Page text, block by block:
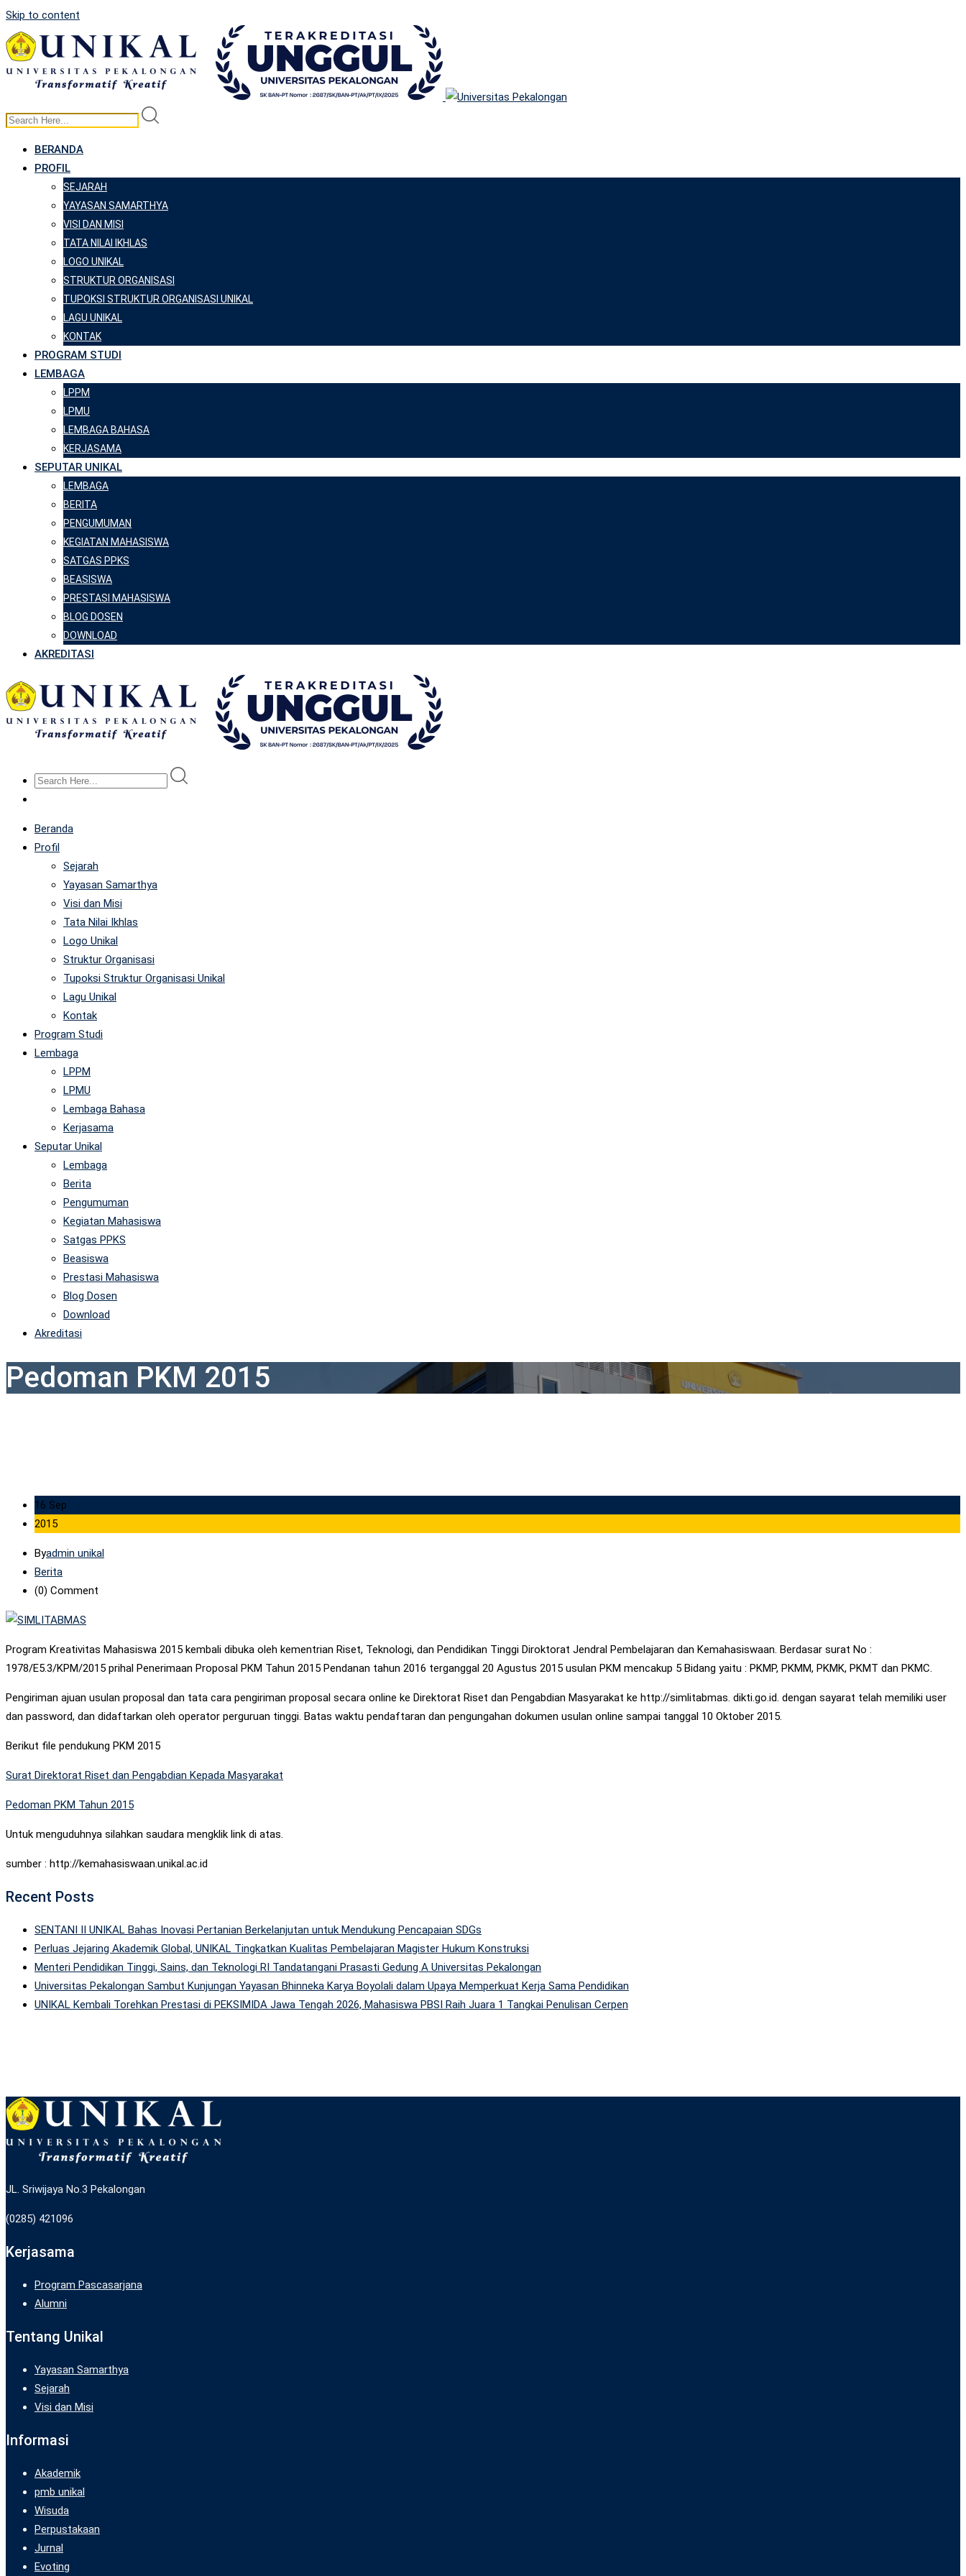
Skip to content
BERANDA
PROFIL
SEJARAH
YAYASAN SAMARTHYA
VISI DAN MISI
TATA NILAI IKHLAS
LOGO UNIKAL
STRUKTUR ORGANISASI
TUPOKSI STRUKTUR ORGANISASI UNIKAL
LAGU UNIKAL
KONTAK
PROGRAM STUDI
LEMBAGA
LPPM
LPMU
LEMBAGA BAHASA
KERJASAMA
SEPUTAR UNIKAL
LEMBAGA
BERITA
PENGUMUMAN
KEGIATAN MAHASISWA
SATGAS PPKS
BEASISWA
PRESTASI MAHASISWA
BLOG DOSEN
DOWNLOAD
AKREDITASI
Beranda
Profil
Sejarah
Yayasan Samarthya
Visi dan Misi
Tata Nilai Ikhlas
Logo Unikal
Struktur Organisasi
Tupoksi Struktur Organisasi Unikal
Lagu Unikal
Kontak
Program Studi
Lembaga
LPPM
LPMU
Lembaga Bahasa
Kerjasama
Seputar Unikal
Lembaga
Berita
Pengumuman
Kegiatan Mahasiswa
Satgas PPKS
Beasiswa
Prestasi Mahasiswa
Blog Dosen
Download
Akreditasi
Pedoman PKM 2015
16 Sep
2015
Byadmin unikal
Berita
(0) Comment
Program Kreativitas Mahasiswa 2015 kembali dibuka oleh kementrian Riset, Teknologi, dan Pendidikan Tinggi Diroktorat Jendral Pembelajaran dan Kemahasiswaan. Berdasar surat No :
1978/E5.3/KPM/2015 prihal Penerimaan Proposal PKM Tahun 2015 Pendanan tahun 2016 terganggal 20 Agustus 2015 usulan PKM mencakup 5 Bidang yaitu : PKMP, PKMM, PKMK, PKMT dan PKMC.
Pengiriman ajuan usulan proposal dan tata cara pengiriman proposal secara online ke Direktorat Riset dan Pengabdian Masyarakat ke http://simlitabmas. dikti.go.id. dengan sayarat telah memiliki user
dan password, dan didaftarkan oleh operator perguruan tinggi. Batas waktu pendaftaran dan pengungahan dokumen usulan online sampai tanggal 10 Oktober 2015.
Berikut file pendukung PKM 2015
Surat Direktorat Riset dan Pengabdian Kepada Masyarakat
Pedoman PKM Tahun 2015
Untuk menguduhnya silahkan saudara mengklik link di atas.
sumber : http://kemahasiswaan.unikal.ac.id
Recent Posts
SENTANI II UNIKAL Bahas Inovasi Pertanian Berkelanjutan untuk Mendukung Pencapaian SDGs
Perluas Jejaring Akademik Global, UNIKAL Tingkatkan Kualitas Pembelajaran Magister Hukum Konstruksi
Menteri Pendidikan Tinggi, Sains, dan Teknologi RI Tandatangani Prasasti Gedung A Universitas Pekalongan
Universitas Pekalongan Sambut Kunjungan Yayasan Bhinneka Karya Boyolali dalam Upaya Memperkuat Kerja Sama Pendidikan
UNIKAL Kembali Torehkan Prestasi di PEKSIMIDA Jawa Tengah 2026, Mahasiswa PBSI Raih Juara 1 Tangkai Penulisan Cerpen
JL. Sriwijaya No.3 Pekalongan
(0285) 421096
Kerjasama
Program Pascasarjana
Alumni
Tentang Unikal
Yayasan Samarthya
Sejarah
Visi dan Misi
Informasi
Akademik
pmb unikal
Wisuda
Perpustakaan
Jurnal
Evoting